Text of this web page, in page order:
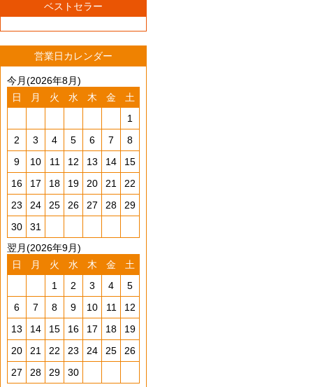
ベストセラー
営業日カレンダー
今月(2026年8月)
日
月 火 水 木 金
土
1
2
3 4 5 6 7
8
9
10 11 12 13 14
15
16
17 18 19 20 21
22
23
24 25 26 27 28
29
30
31
翌月(2026年9月)
日
月 火 水 木 金
土
1
2 3 4
5
6
7 8 9 10 11
12
13
14 15 16 17 18
19
20
21 22 23 24 25
26
27
28 29
30